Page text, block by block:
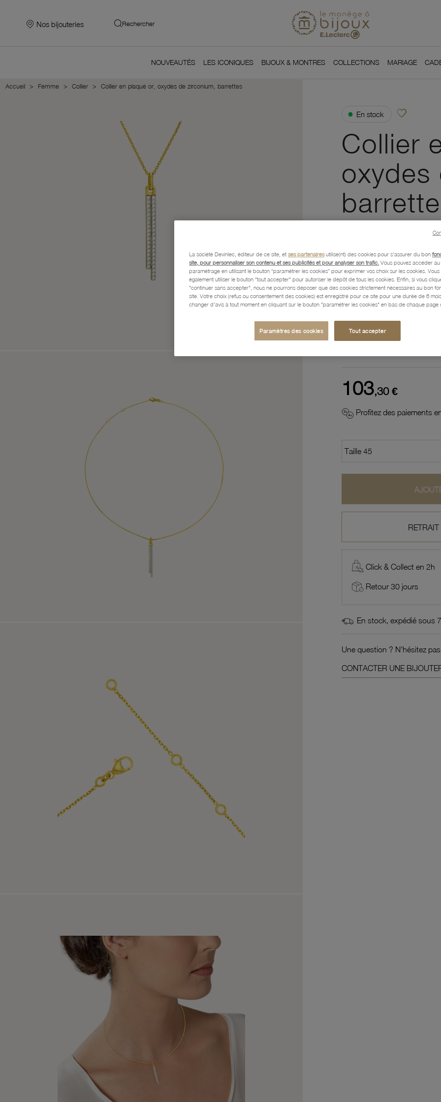
Nos bijouteries Rechercher
NOUVEAUTÉS LES ICONIQUES BIJOUX & MONTRES COLLECTIONS MARIAGE
Accueil Femme Collier Collier en plaqué or, oxydes de zirconium, barrettes
● En stock favorite_borderAjouter à vos
Collier
oxydes
Description
Caractéristiques détaillées
103,30 €
Profitez des paiements
Click & Collect en 2h
Retour 30 jours
En stock, expédié sous
Une question ? N'hésitez
CONTACTER UNE
La société Devinlec, éditeur de ce site, et ses partenairesutilise(nt) des cookies pour s'assurer du bon
site, pour personnaliser son contenu et ses publicités et pour analyser son trafic. Vous pouvez accéder
paramétrage en utilisant le bouton “paramétrer les cookies” pour exprimer vos choix sur les cookies. Vous
également utiliser le bouton "tout accepter" pour autoriser le dépôt de tous les cookies. Enfin, si vous
"continuer sans accepter", nous ne pourrons déposer que des cookies strictement nécessaires au bon
site. Votre choix (refus ou consentement des cookies) est enregistré pour ce site pour une durée de 6
changer d'avis à tout moment en cliquant sur le bouton "paramétrer les cookies" en bas de chaque page
Paramètres des cookies Tout accepter